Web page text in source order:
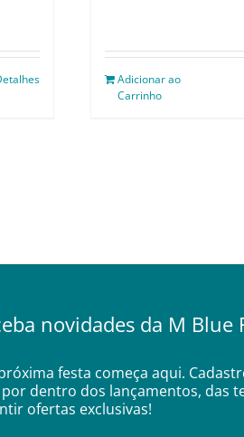
Adicionar ao
Carrinho
novidades da M Blue
festa começa aqui.
dentro dos lançamentos, das
ofertas exclusivas!